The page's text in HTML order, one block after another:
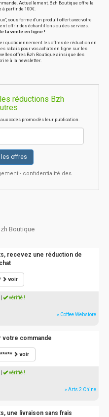
Actuellement, Bzh Boutique offre la
à partir de 100€.
sous forme d'un produit offert avec votre
offrir des échantillons ou des services.
la vente en ligne !
quotidiennement les offres de réduction en
rabais pour vos achats en ligne sur les
offres Bzh Boutique ainsi que des
à la newsletter.
réductions Bzh
codes promo dès leur publication.
offres
- confidentialité des
Boutique
recevez une réduction de
voir
vérifié !
» Coffee Webstore
votre commande
voir
vérifié !
» Arts 2 Chine
une livraison sans frais